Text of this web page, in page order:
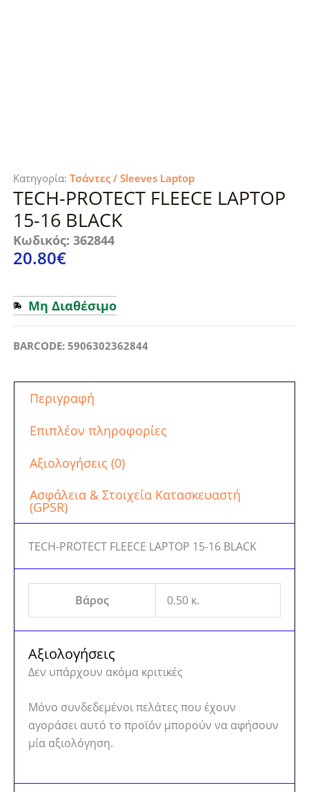
Κατηγορία: Τσάντες / Sleeves Laptop
TECH-PROTECT FLEECE LAPTOP
15-16 BLACK
Κωδικός: 362844
20.80€
Μη Διαθέσιμο
BARCODE: 5906302362844
Περιγραφή
Επιπλέον πληροφορίες
Αξιολογήσεις (0)
Ασφάλεια & Στοιχεία Κατασκευαστή
(GPSR)
TECH-PROTECT FLEECE LAPTOP 15-16 BLACK
Βάρος 0.50 κ.
Αξιολογήσεις
Δεν υπάρχουν ακόμα κριτικές
Μόνο συνδεδεμένοι πελάτες που έχουν
αγοράσει αυτό το προϊόν μπορούν να αφήσουν
μία αξιολόγηση.